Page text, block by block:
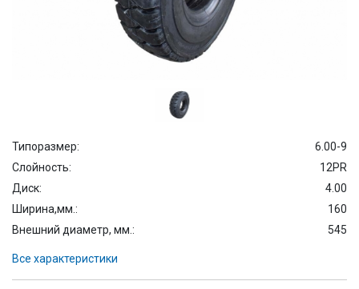
Типоразмер:
6.00-9
Слойность:
12PR
Диск:
4.00
Ширина,мм.:
160
Внешний диаметр, мм.:
545
Все характеристики